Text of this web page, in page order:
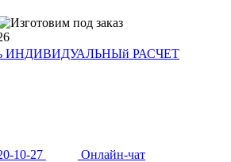
ИНДИВИДУАЛЬНЫй РАСЧЕТ
10-27
Онлайн-чат